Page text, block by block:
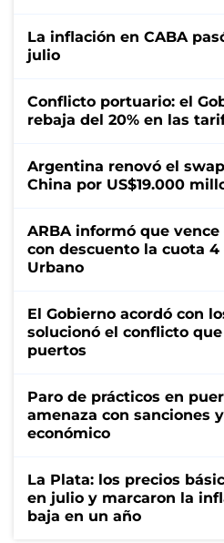
La inflación en CABA
julio
Conflicto portuario: el
rebaja del 20% en las
Argentina renovó el
China por US$19.000
ARBA informó que
con descuento la cuota
Urbano
El Gobierno acordó con
solucionó el conflicto
puertos
Paro de prácticos en
amenaza con sanciones
económico
La Plata: los precios
en julio y marcaron la
baja en un año